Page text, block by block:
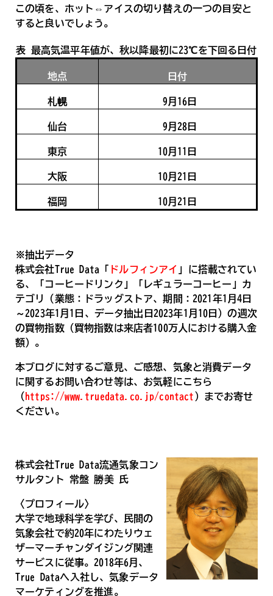
この頃を、ホット⇔アイスの切り替えの一つの目安と
すると良いでしょう。
表_最高気温平年値が、秋以降最初に23℃を下回る日付
地点 日付
札幌 9月16日
仙台 9月28日
東京 10月11日
大阪 10月21日
福岡 10月21日
※抽出データ
株式会社True Data「
ドルフィンアイ 」に搭載されてい
る、「コーヒードリンク」「レギュラーコーヒー」カ
テゴリ（業態：ドラッグストア、期間：2021年1月4日
～2023年1月1日、データ抽出日2023年1月10日）の週次
の買物指数（買物指数は来店者100万人における購入金
額）。
本ブログに対するご意見、ご感想、気象と消費データ
に関するお問い合わせ等は、お気軽にこちら
（ https://www.truedata.co.jp/contact ）までお寄せ
ください。
株式会社True Data流通気象コン
サルタント 常盤 勝美 氏
〈プロフィール〉
大学で地球科学を学び、民間の
気象会社で約20年にわたりウェ
ザーマーチャンダイジング関連
サービスに従事。2018年6月、
True Dataへ入社し、気象データ
マーケティングを推進。